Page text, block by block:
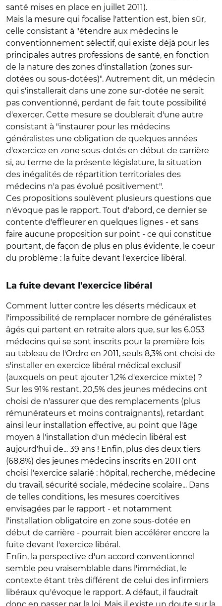
santé mises en place en juillet 2011).
Mais la mesure qui focalise l'attention est, bien sûr,
celle consistant à "étendre aux médecins le
conventionnement sélectif, qui existe déjà pour les
principales autres professions de santé, en fonction
de la nature des zones d'installation (zones sur-
dotées ou sous-dotées)". Autrement dit, un médecin
qui s'installerait dans une zone sur-dotée ne serait
pas conventionné, perdant de fait toute possibilité
d'exercer. Cette mesure se doublerait d'une autre
consistant à "instaurer pour les médecins
généralistes une obligation de quelques années
d'exercice en zone sous-dotés en début de carrière
si, au terme de la présente législature, la situation
des inégalités de répartition territoriales des
médecins n'a pas évolué positivement".
Ces propositions soulèvent plusieurs questions que
n'évoque pas le rapport. Tout d'abord, ce dernier se
contente d'effleurer en quelques lignes - et sans
faire aucune proposition sur point - ce qui constitue
pourtant, de façon de plus en plus évidente, le coeur
du problème : la fuite devant l'exercice libéral.
La fuite devant l'exercice libéral
Comment lutter contre les déserts médicaux et
l'impossibilité de remplacer nombre de généralistes
âgés qui partent en retraite alors que, sur les 6.053
médecins qui se sont inscrits pour la première fois
au tableau de l'Ordre en 2011, seuls 8,3% ont choisi de
s'installer en exercice libéral médical exclusif
(auxquels on peut ajouter 1,2% d'exercice mixte) ?
Sur les 91% restant, 20,5% des jeunes médecins ont
choisi de n'assurer que des remplacements (plus
rémunérateurs et moins contraignants), retardant
ainsi leur installation effective, au point que l'âge
moyen à l'installation d'un médecin libéral est
aujourd'hui de... 39 ans ! Enfin, plus des deux tiers
(68,8%) des jeunes médecins inscrits en 2011 ont
choisi l'exercice salarié : hôpital, recherche, médecine
du travail, sécurité sociale, médecine scolaire... Dans
de telles conditions, les mesures coercitives
envisagées par le rapport - et notamment
l'installation obligatoire en zone sous-dotée en
début de carrière - pourrait bien accélérer encore la
fuite devant l'exercice libéral.
Enfin, la perspective d'un accord conventionnel
semble peu vraisemblable dans l'immédiat, le
contexte étant très différent de celui des infirmiers
libéraux qu'évoque le rapport. A défaut, il faudrait